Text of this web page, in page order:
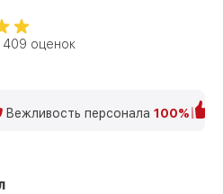
409 оценок
Вежливость персонала 100%